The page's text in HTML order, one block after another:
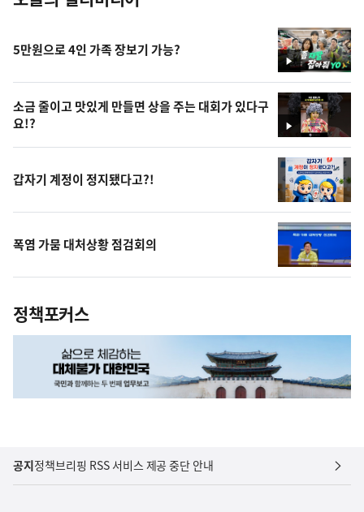
영
상
5만원으로 4인 가족 장보기 가능?
영
상
소금 줄이고 맛있게 만들면 상을 주는 대회가 있다구
요!?
갑자기 계정이 정지됐다고?!
폭염 가뭄 대처상황 점검회의
정책포커스
공지정책브리핑 RSS 서비스 제공 중단 안내